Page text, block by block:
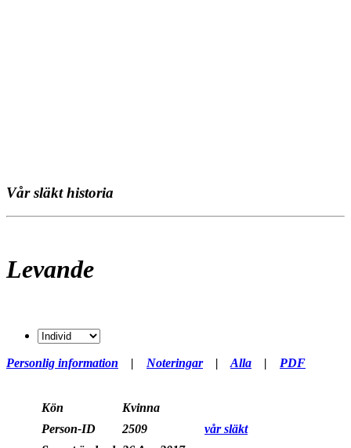
Vår släkt historia
Levande
Personlig information | Noteringar| Alla | PDF
Kön
Kvinna
Person-ID
2509
vår släkt